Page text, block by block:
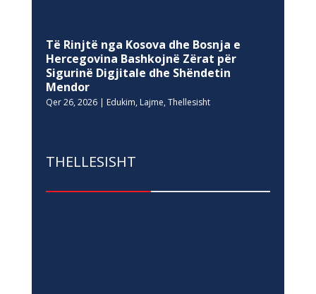
Të Rinjtë nga Kosova dhe Bosnja e
Hercegovina Bashkojnë Zërat për
Sigurinë Digjitale dhe Shëndetin
Mendor
Qer 26, 2026| Edukim, Lajme, Thellesisht
THELLESISHT